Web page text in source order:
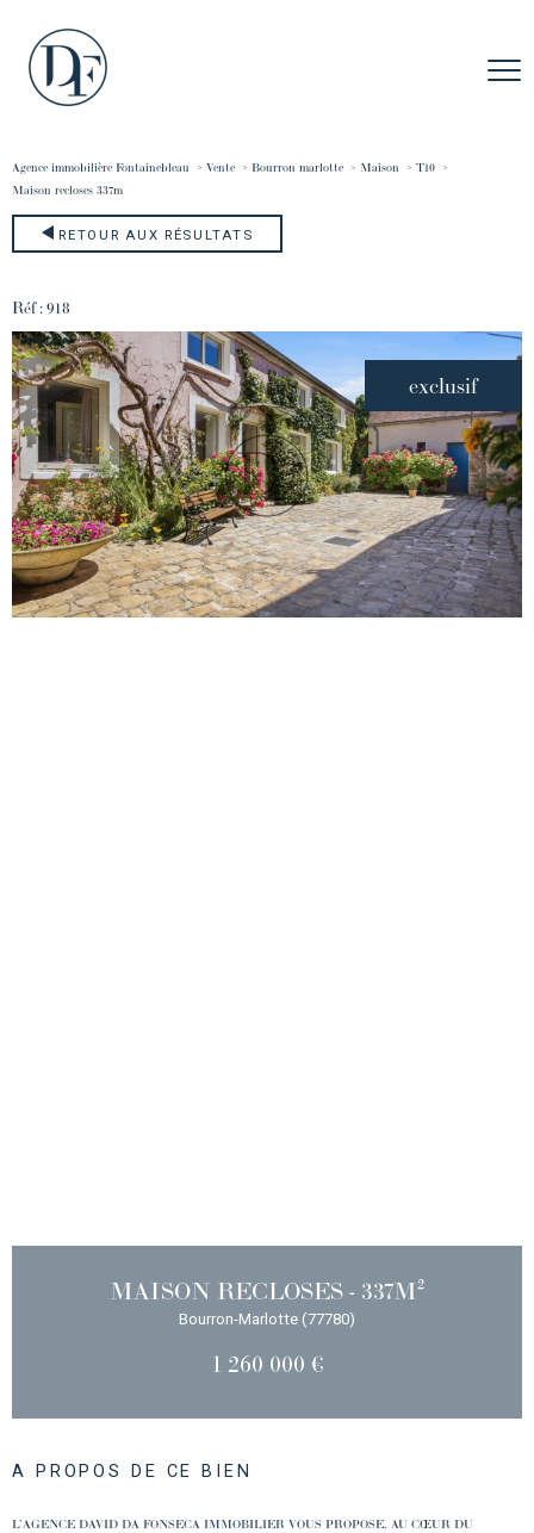
Agence immobilière Fontainebleau Vente Bourron marlotte Maison
T10
maison recloses 337m
RETOUR AUX RÉSULTATS
Réf : 918
exclusif
MAISON RECLOSES - 337M²
Bourron-Marlotte (77780)
1 260 000 €
A PROPOS DE CE BIEN
L’AGENCE DAVID DA FONSECA IMMOBILIER VOUS PROPOSE, AU CŒUR DU